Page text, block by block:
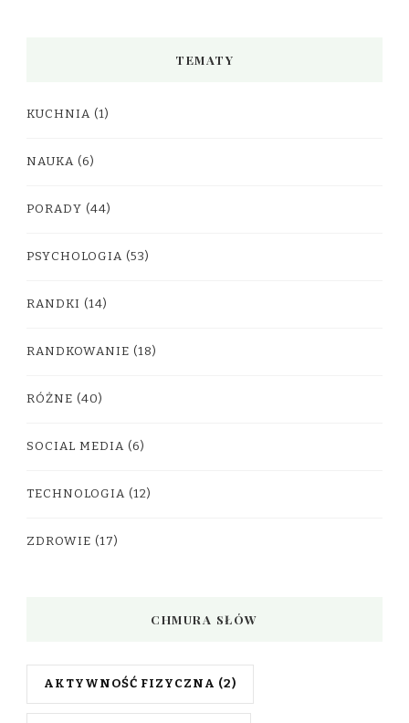
TEMATY
KUCHNIA (1)
NAUKA (6)
PORADY (44)
PSYCHOLOGIA (53)
RANDKI (14)
RANDKOWANIE (18)
RÓŻNE (40)
SOCIAL MEDIA (6)
TECHNOLOGIA (12)
ZDROWIE (17)
CHMURA SŁÓW
AKTYWNOŚĆ FIZYCZNA (2)